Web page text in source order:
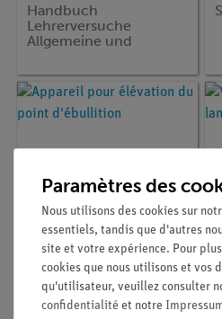
Handbuch
Lehrerversuche
Allgemeine und
DEMO advanced
Chemie (CT), (en
allemand)
Article n° :36820-00
Appareil pour élévation
du point d'ébullition
Paramètres des
Nous utilisons des cookies sur
essentiels, tandis que d'autres
site et votre expérience. Pour
cookies que nous utilisons et vos
qu'utilisateur, veuillez consulter
confidentialité et notre